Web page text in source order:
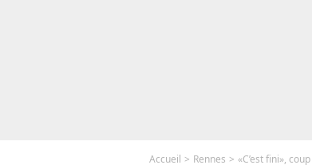
Accueil Rennes «C’est fini»,